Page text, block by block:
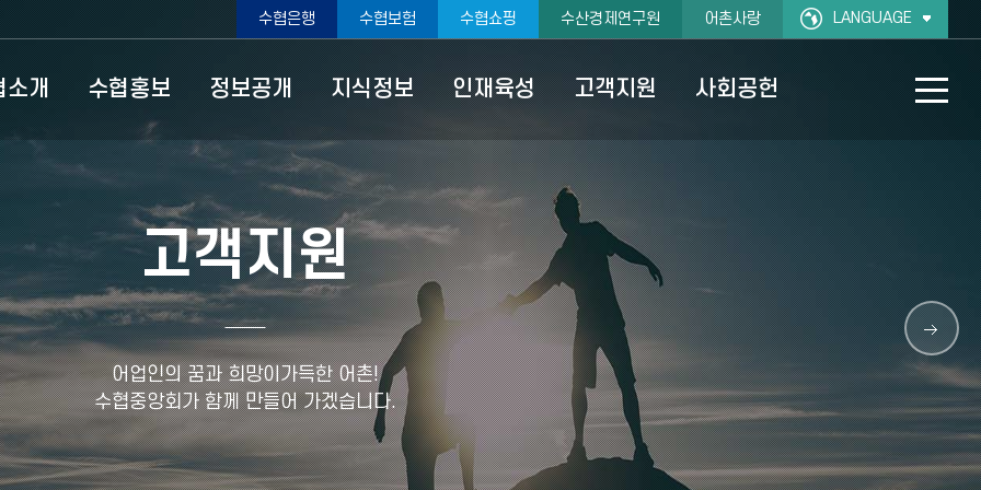
수협은행 수협보험 수협쇼핑 수산경제연구원 어촌사랑 LANGUAGE
소개 수협홍보 정보공개 지식정보 인재육성 고객지원 사회공헌
고객지원
어업인의 꿈과 희망이가득한 어촌!
수협중앙회가 함께 만들어 가겠습니다.